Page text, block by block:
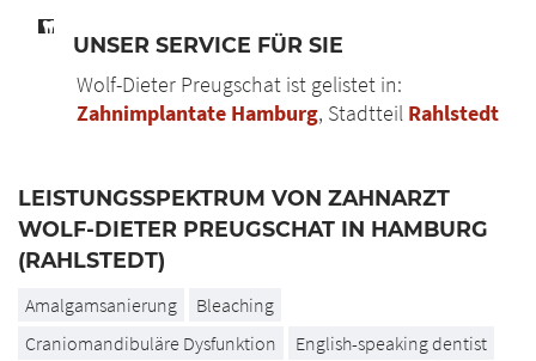
UNSER SERVICE FÜR SIE
Wolf-Dieter Preugschat ist gelistet in:
Zahnimplantate Hamburg, Stadtteil Rahlstedt
LEISTUNGSSPEKTRUM VON ZAHNARZT
WOLF-DIETER PREUGSCHAT IN HAMBURG
(RAHLSTEDT)
Amalgamsanierung
Bleaching
Craniomandibuläre Dysfunktion
English-speaking dentist